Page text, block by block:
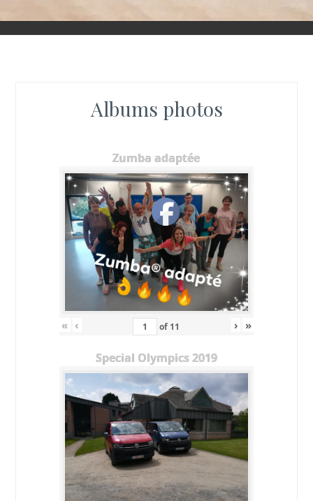
Albums photos
Zumba adaptée
« ‹ of 11 › »
Special Olympics 2019